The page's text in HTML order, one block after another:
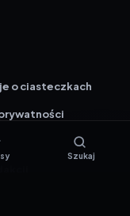
o ciasteczkach
Szukaj